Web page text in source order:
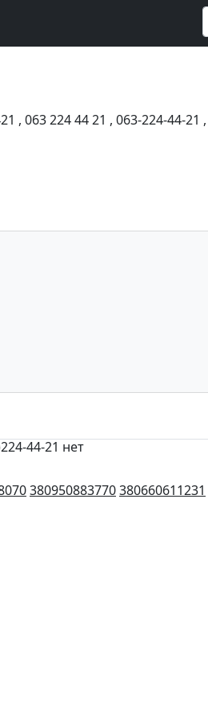
, 063 224 44 21 , 063-224-44-21 ,
44-21 нет
380950883770380660611231